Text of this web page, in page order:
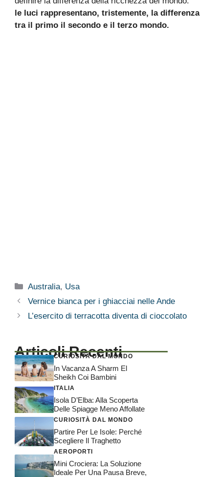
le luci rappresentano, tristemente, la differenza
tra il primo il secondo e il terzo mondo.
Categorie
Australia, Usa
Vernice bianca per i ghiacciai nelle Ande
L’esercito di terracotta diventa di cioccolato
Articoli Recenti
CURIOSITÀ DAL MONDO
In Vacanza A Sharm El
Sheikh Coi Bambini
ITALIA
Isola D’Elba: Alla Scoperta
Delle Spiagge Meno Affollate
CURIOSITÀ DAL MONDO
Partire Per Le Isole: Perché
Scegliere Il Traghetto
AEROPORTI
Mini Crociera: La Soluzione
Ideale Per Una Pausa Breve,